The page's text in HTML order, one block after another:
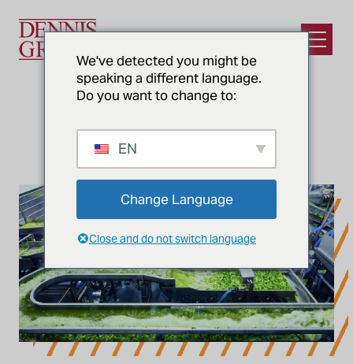
Abrir
Reconstrução de Salinas
We've detected you might be
speaking a different language.
Do you want to change to:
EN
Change Language
Close and do not switch language